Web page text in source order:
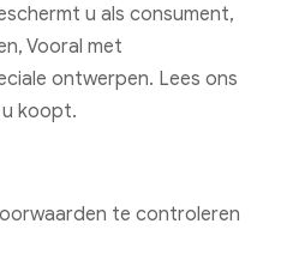
u als consument,
Vooral met
ontwerpen. Lees ons
koopt.
te controleren